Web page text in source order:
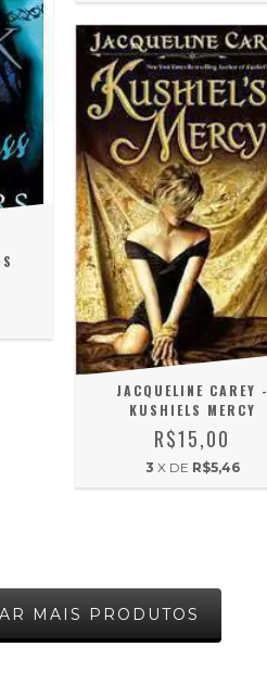
JACQUELINE CAREY -
KUSHIELS MERCY
R$15,00
3 X DE R$5,46
MAIS PRODUTOS